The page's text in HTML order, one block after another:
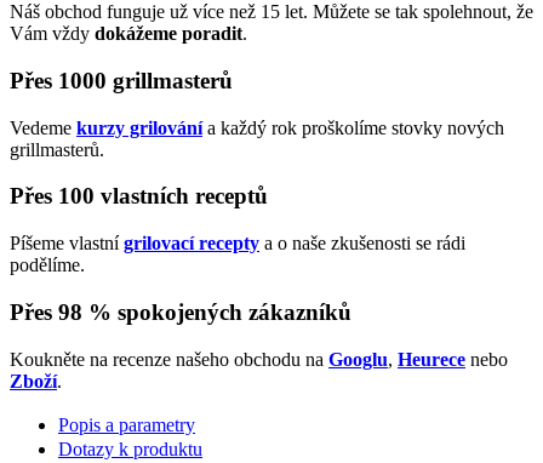
Náš obchod funguje už více než 15 let. Můžete se tak spolehnout, že
Vám vždy dokážeme poradit.
Přes 1000 grillmasterů
Vedeme kurzy grilovánía každý rok proškolíme stovky nových
grillmasterů.
Přes 100 vlastních receptů
Píšeme vlastnígrilovací recepty a o naše zkušenosti se rádi
podělíme.
Přes 98 % spokojených zákazníků
Koukněte na recenze našeho obchodu na Googlu, Heurece nebo
Zboží.
Popis a parametry
Dotazy k produktu